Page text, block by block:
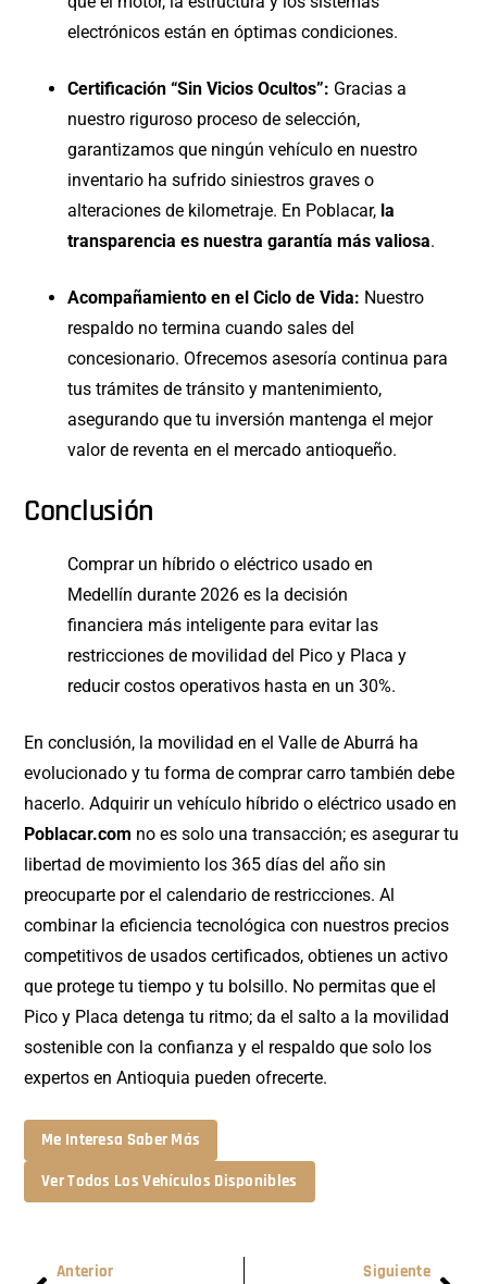
electrónicos están en óptimas condiciones.
Certificación “Sin Vicios Ocultos”: Gracias a
nuestro riguroso proceso de selección,
garantizamos que ningún vehículo en nuestro
inventario ha sufrido siniestros graves o
alteraciones de kilometraje. En Poblacar, la
transparencia es nuestra garantía más valiosa.
Acompañamiento en el Ciclo de Vida: Nuestro
respaldo no termina cuando sales del
concesionario. Ofrecemos asesoría continua para
tus trámites de tránsito y mantenimiento,
asegurando que tu inversión mantenga el mejor
valor de reventa en el mercado antioqueño.
Conclusión
Comprar un híbrido o eléctrico usado en
Medellín durante 2026 es la decisión
financiera más inteligente para evitar las
restricciones de movilidad del Pico y Placa y
reducir costos operativos hasta en un 30%.
En conclusión, la movilidad en el Valle de Aburrá ha
evolucionado y tu forma de comprar carro también debe
hacerlo. Adquirir un vehículo híbrido o eléctrico usado en
Poblacar.com no es solo una transacción; es asegurar tu
libertad de movimiento los 365 días del año sin
preocuparte por el calendario de restricciones. Al
combinar la eficiencia tecnológica con nuestros precios
competitivos de usados certificados, obtienes un activo
que protege tu tiempo y tu bolsillo. No permitas que el
Pico y Placa detenga tu ritmo; da el salto a la movilidad
sostenible con la confianza y el respaldo que solo los
expertos en Antioquia pueden ofrecerte.
Me Interesa Saber Más
Ver Todos Los Vehículos Disponibles
Anterior Siguiente